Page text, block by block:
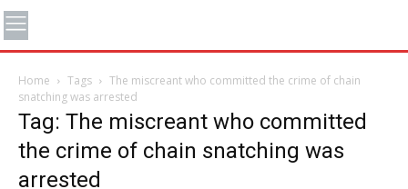
Home Tags
The miscreant who committed the crime of chain
snatching was arrested
Tag: The miscreant who committed
the crime of chain snatching was
arrested